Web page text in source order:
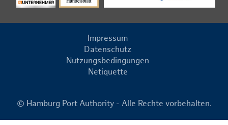
Impressum
Datenschutz
Nutzungsbedingungen
Netiquette
© Hamburg Port Authority - Alle Rechte vorbehalten.